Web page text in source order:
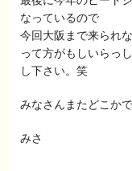
なっているので
今回大阪まで来られ
って方がもしいらっ
し下さい。笑
みなさんまたどこか
みさ